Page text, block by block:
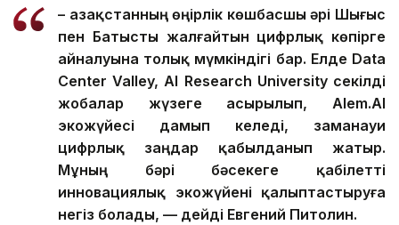
– Қазақстанның өңірлік көшбасшы әрі Шығыс
пен Батысты жалғайтын цифрлық көпірге
айналуына толық мүмкіндігі бар. Елде Data
Center Valley, AI Research University секілді
жобалар жүзеге асырылып, Alem.AI
экожүйесі дамып келеді, заманауи
цифрлық заңдар қабылданып жатыр.
Мұның бәрі бәсекеге қабілетті
инновациялық экожүйені қалыптастыруға
негіз болады, — дейді Евгений Питолин.